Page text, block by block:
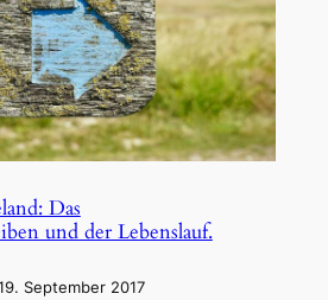
Das
und der Lebenslauf.
September 2017